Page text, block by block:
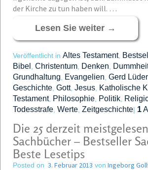
der Kirche zu tun haben will. …
Lesen Sie weiter →
Veröffentlicht in Altes Testament,
Bibel Christentum Denken
Grundhaltung
Evangelien Gerd
Geschichte Gott, Jesus Katholische
Testament, Philosophie Politik
Todesstrafe Werte Zeitgeschichte| 1
Die 25 derzeit
Sachbücher – Bestseller
Beste Lesetips
Posted on 3. Februar 2013 von Ingeborg